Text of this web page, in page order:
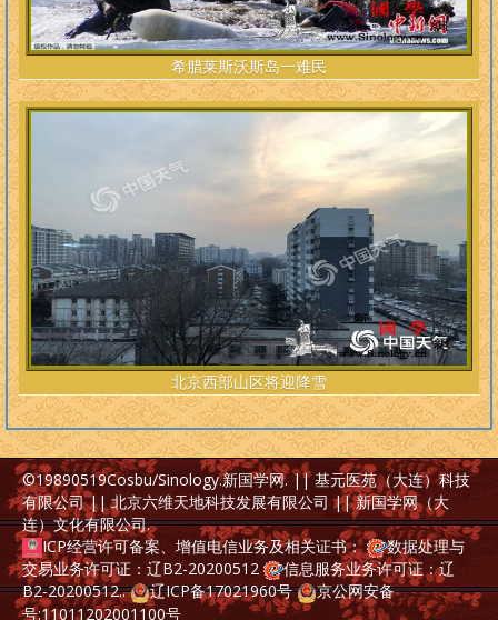
希腊莱斯沃斯岛一难民
北京西部山区将迎降雪
©19890519Cosbu/Sinology.新国学网. || 基元医苑（大连）科技
有限公司 || 北京六维天地科技发展有限公司 || 新国学网（大
连）文化有限公司.
ICP经营许可备案、增值电信业务及相关证书：
数据处理与
交易业务许可证：辽B2-20200512
信息服务业务许可证：辽
B2-20200512.. 辽ICP备17021960号
京公网安备
号:11011202001100号